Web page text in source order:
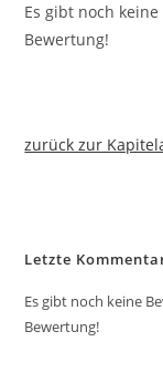
Es gibt noch
Bewertung!
zurück zur
Letzte
Es gibt noch keine
Bewertung!